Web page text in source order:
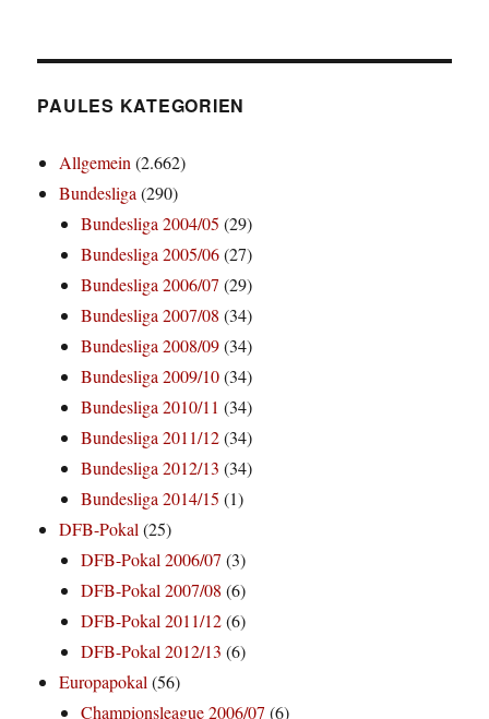
PAULES KATEGORIEN
Allgemein(2.662)
Bundesliga(290)
Bundesliga 2004/05 (29)
Bundesliga 2005/06(27)
Bundesliga 2006/07 (29)
Bundesliga 2007/08 (34)
Bundesliga 2008/09(34)
Bundesliga 2009/10(34)
Bundesliga 2010/11 (34)
Bundesliga 2011/12(34)
Bundesliga 2012/13 (34)
Bundesliga 2014/15 (1)
DFB-Pokal(25)
DFB-Pokal 2006/07 (3)
DFB-Pokal 2007/08 (6)
DFB-Pokal 2011/12(6)
DFB-Pokal 2012/13 (6)
Europapokal(56)
Championsleague 2006/07 (6)